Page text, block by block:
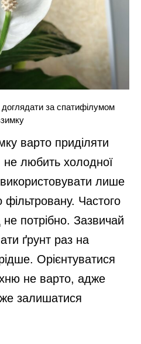
доглядати за спатифілумом
варто приділяти
любить холодної
лише
фільтровану. Частого
потрібно. Зазвичай
ґрунт раз на
Орієнтуватися
не варто, адже
залишатися